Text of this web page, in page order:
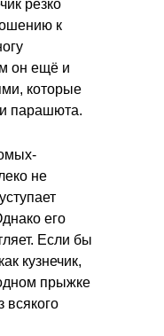
резко
к
он ещё и
которые
парашюта.
не
его
Если бы
кузнечик,
прыжке
всякого